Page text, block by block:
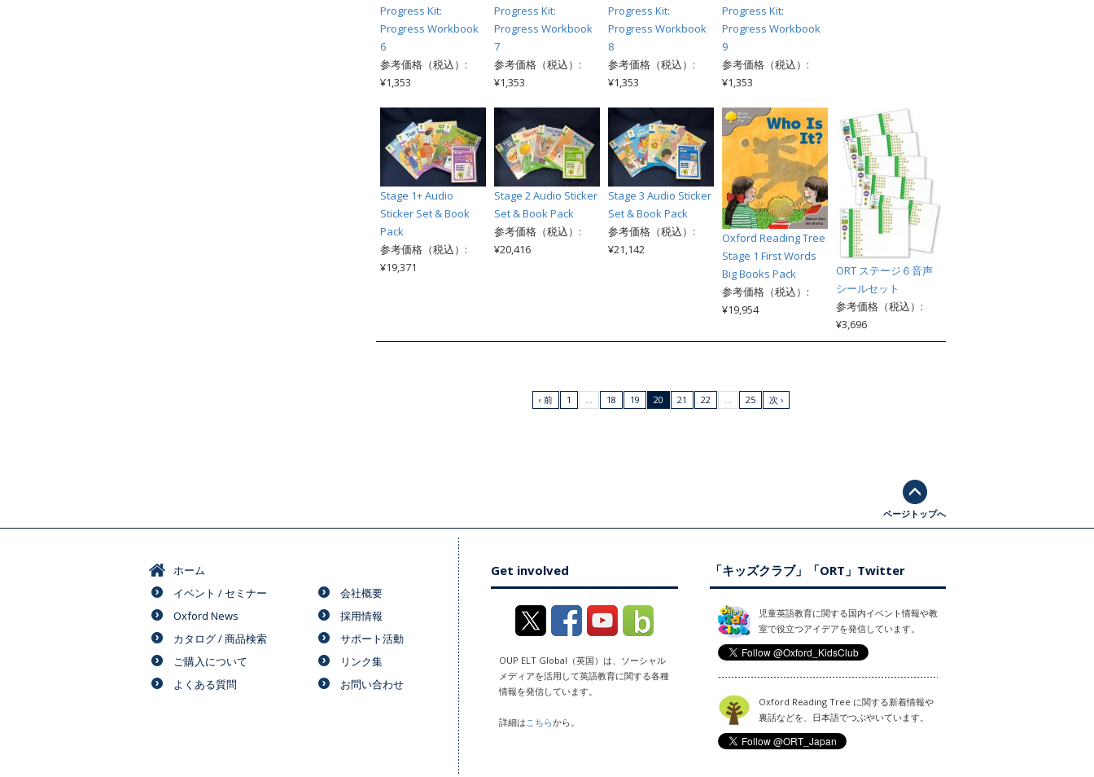
Progress Kit:
Progress Workbook
6
参考価格（税込）:
¥1,353
Progress Kit:
Progress Workbook
7
参考価格（税込）:
¥1,353
Progress Kit:
Progress Workbook
8
参考価格（税込）:
¥1,353
Progress Kit:
Progress Workbook
9
参考価格（税込）:
¥1,353
Stage 1+ Audio
Sticker Set & Book
Pack
参考価格（税込）:
¥19,371
Stage 2 Audio Sticker
Set & Book Pack
参考価格（税込）:
¥20,416
Stage 3 Audio Sticker
Set & Book Pack
参考価格（税込）:
¥21,142
Oxford Reading Tree
Stage 1 First Words
Big Books Pack
参考価格（税込）:
¥19,954
ORT ステージ６音声
シールセット
参考価格（税込）:
¥3,696
‹ 前 1 18 19 20 21 22 25 次 ›
ページトップへ
ホーム
イベント / セミナー
Oxford News
カタログ / 商品検索
ご購入について
よくある質問
会社概要
採用情報
サポート活動
リンク集
お問い合わせ
Get involved
OUP ELT Global（英国）は、ソーシャル
メディアを活用して英語教育に関する各種
情報を発信しています。
詳細は こちらから。
「キッズクラブ」「ORT」Twitter
児童英語教育に関する国内イベント情報や教
室で役立つアイデアを発信しています。
Oxford Reading Tree に関する新着情報や
裏話などを、日本語でつぶやいています。